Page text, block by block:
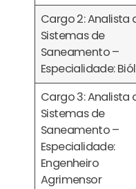
Cargo 2: Analista
Sistemas de
Saneamento –
Especialidade:
Cargo 3: Analista
Sistemas de
Saneamento –
Especialidade:
Engenheiro
Agrimensor